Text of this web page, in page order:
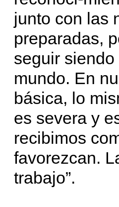
junto con las
preparadas,
seguir
mundo. En
básica, lo
es severa y
recibimos
favorezcan.
trabajo”.